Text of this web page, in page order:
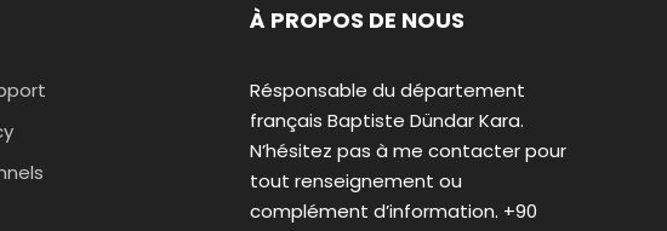
À PROPOS DE NOUS
Résponsable du département
français Baptiste Dündar Kara.
N’hésitez pas à me contacter pour
tout renseignement ou
complément d’information. +90